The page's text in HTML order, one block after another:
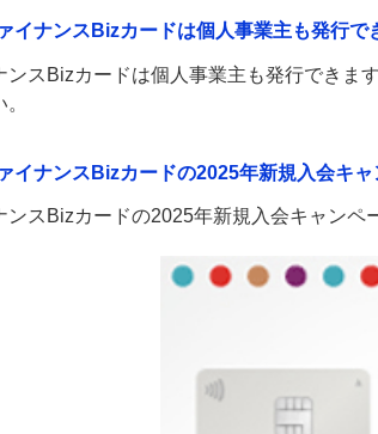
イナンスBizカードは個人事業主も発行で
ンスBizカードは個人事業主も発行できま
イナンスBizカードの2025年新規入会キャ
ンスBizカードの2025年新規入会キャンペ